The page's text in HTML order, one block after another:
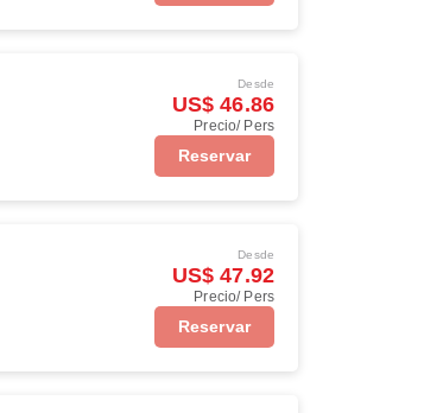
Desde
US$ 46.86
Precio/ Pers
Reservar
Desde
US$ 47.92
Precio/ Pers
Reservar